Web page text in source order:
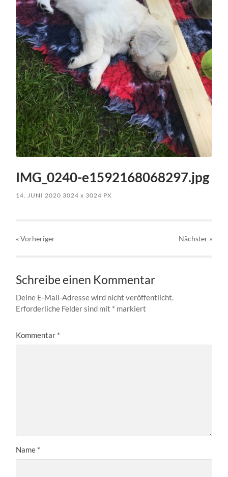
IMG_0240-e1592168068297.jpg
14. JUNI 2020 3024x 3024 PX
« Vorheriger Nächster »
Schreibe einen Kommentar
Deine E-Mail-Adresse wird nicht veröffentlicht.
Erforderliche Felder sind mit * markiert
Kommentar *
Name *